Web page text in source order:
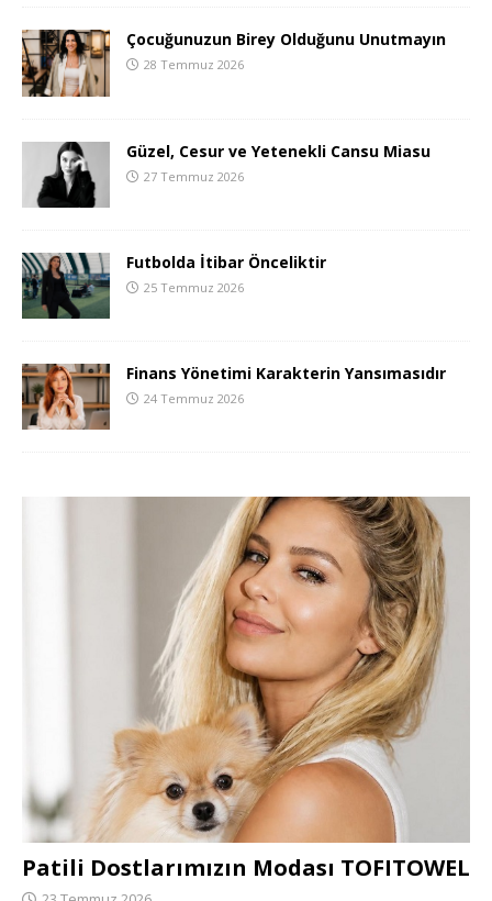
Çocuğunuzun Birey Olduğunu Unutmayın
28 Temmuz 2026
Güzel, Cesur ve Yetenekli Cansu Miasu
27 Temmuz 2026
Futbolda İtibar Önceliktir
25 Temmuz 2026
Finans Yönetimi Karakterin Yansımasıdır
24 Temmuz 2026
Patili Dostlarımızın Modası TOFITOWEL